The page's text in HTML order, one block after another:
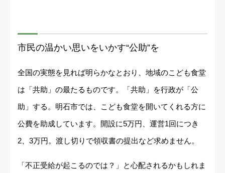
市民の温かい思いをいかす“公助”を
全国の実態を見れば明らかなとおり、地域のこども食堂
は「共助」の最たるものです。「共助」を行政が「公
助」する。明石市では、こども食堂を開いてくれる方に
公費を助成しています。開設に5万円、運営1回につき
2、3万円。渡し切りで領収書の提出など求めません。
「不正受給が起こるのでは？」と心配されるかもしれま